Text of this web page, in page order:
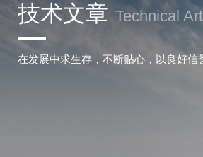
技术文章 Technical
在发展中求生存，不断贴心，以良好